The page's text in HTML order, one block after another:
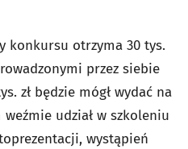
konkursu otrzyma 30 tys.
przez siebie
zł będzie mógł wydać na
weźmie udział w szkoleniu
wystąpień